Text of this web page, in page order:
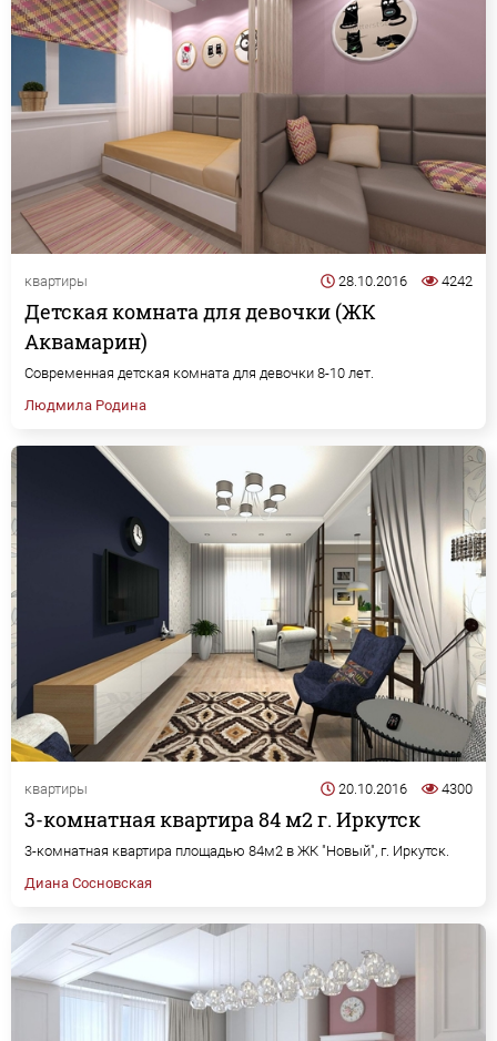
квартиры 28.10.2016 4242
Детская комната для девочки (ЖК
Аквамарин)
Современная детская комната для девочки 8-10 лет.
Людмила Родина
квартиры 20.10.2016 4300
3-комнатная квартира 84 м2 г. Иркутск
3-комнатная квартира площадью 84м2 в ЖК "Новый", г. Иркутск.
Диана Сосновская